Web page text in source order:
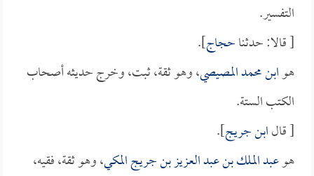
التفسير.
[ قالا: حدثناحجاج].
هوابن محمد المصيصي، وهو ثقة، ثبت، وخرج حديثه أصحاب
الكتب الستة.
[ قالابن جريج].
هوعبد الملك بن عبد العزيز بن جريج المكي، وهو ثقة، فقيه،